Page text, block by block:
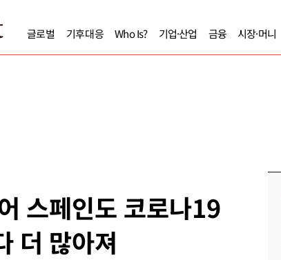
글로벌 기후대응 Who Is? 기업·산업 금융 시장·머니
스페인도 코로나19
더 많아져